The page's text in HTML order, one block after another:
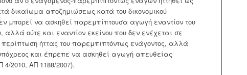
δικαίωμα αποζημιώσεως κατά του δικονομικού
μπορεί να ασκηθεί παρεμπίπτουσα αγωγή εναντίον του
αλλά ούτε και εναντίον εκείνου που δεν ενέχεται σε
ήττας του παρεμπιπτόντως ενάγοντος, αλλά
και έπρεπε να ασκηθεί αγωγή απευθείας
4/2010, ΑΠ 1188/2007).